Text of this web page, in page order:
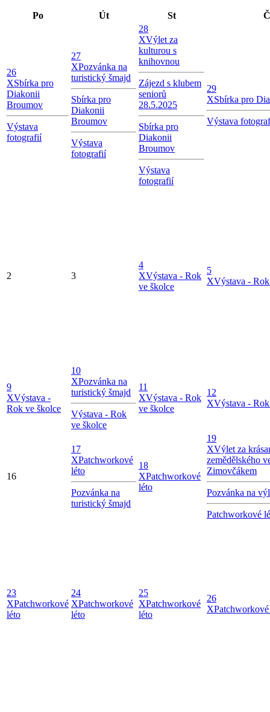
Po Út St
26
XSbírka pro
Diakonii
Broumov
Výstava
fotografií
27
XPozvánka na
turistický šmajd
Sbírka pro
Diakonii
Broumov
Výstava
fotografií
28
XVýlet za
kulturou s
knihovnou
Zájezd s klubem
seniorů
28.5.2025
Sbírka pro
Diakonii
Broumov
Výstava
fotografií
29
XSbírka pro
Výstava
2 3
4
XVýstava - Rok
ve školce
5
XVýstava -
9
XVýstava -
Rok ve školce
10
XPozvánka na
turistický šmajd
Výstava - Rok
ve školce
11
XVýstava - Rok
ve školce
12
XVýstava -
16
17
XPatchworkové
léto
Pozvánka na
turistický šmajd
18
XPatchworkové
léto
19
XVýlet za
zemědělského
Zimovčákem
Pozvánka na
Patchworkové
23
XPatchworkové
léto
24
XPatchworkové
léto
25
XPatchworkové
léto
26
X